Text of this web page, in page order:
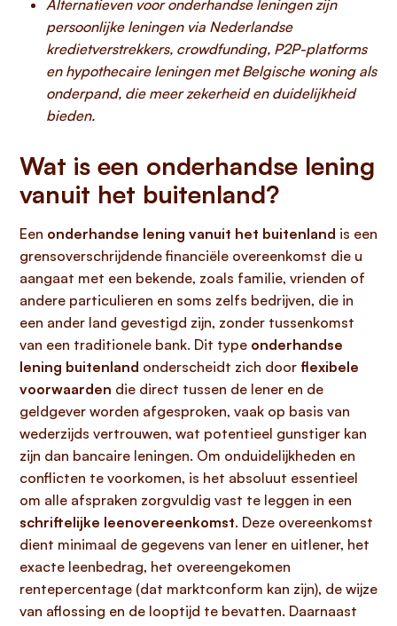
Alternatieven voor onderhandse leningen zijn
persoonlijke leningen via Nederlandse
kredietverstrekkers, crowdfunding, P2P-platforms
en hypothecaire leningen met Belgische woning als
onderpand, die meer zekerheid en duidelijkheid
bieden.
Wat is een onderhandse lening
vanuit het buitenland?
Een onderhandse lening vanuit het buitenland is een
grensoverschrijdende financiële overeenkomst die u
aangaat met een bekende, zoals familie, vrienden of
andere particulieren en soms zelfs bedrijven, die in
een ander land gevestigd zijn, zonder tussenkomst
van een traditionele bank. Dit type onderhandse
lening buitenland onderscheidt zich door flexibele
voorwaarden die direct tussen de lener en de
geldgever worden afgesproken, vaak op basis van
wederzijds vertrouwen, wat potentieel gunstiger kan
zijn dan bancaire leningen. Om onduidelijkheden en
conflicten te voorkomen, is het absoluut essentieel
om alle afspraken zorgvuldig vast te leggen in een
schriftelijke leenovereenkomst. Deze overeenkomst
dient minimaal de gegevens van lener en uitlener, het
exacte leenbedrag, het overeengekomen
rentepercentage (dat marktconform kan zijn), de wijze
van aflossing en de looptijd te bevatten. Daarnaast